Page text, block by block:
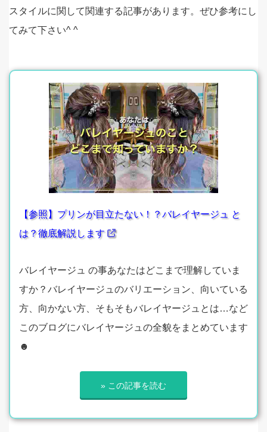
スタイルに関して関連する記事があります。ぜひ参考にし
てみて下さい^ ^
【参照】プリンが目立たない！？バレイヤージュ と
は？徹底解説します
バレイヤージュ の事あなたはどこまで理解していま
すか？バレイヤージュのバリエーション、向いている
方、向かない方、そもそもバレイヤージュとは…など
このブログにバレイヤージュの全貌をまとめています
☻
» この記事を読む